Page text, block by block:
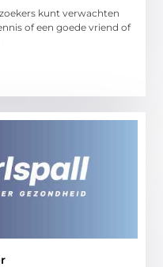
kunt verwachten
of een goede vriend of